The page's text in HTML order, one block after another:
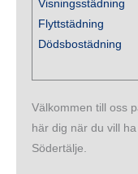
Visningsstädning
Flyttstädning
Dödsbostädning
Välkommen till oss
här dig när du vill
Södertälje.